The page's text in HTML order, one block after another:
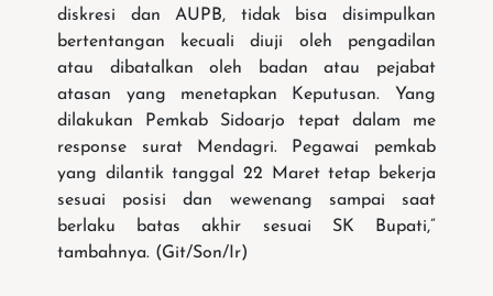
diskresi dan AUPB, tidak bisa disimpulkan
bertentangan kecuali diuji oleh pengadilan
atau dibatalkan oleh badan atau pejabat
atasan yang menetapkan Keputusan. Yang
dilakukan Pemkab Sidoarjo tepat dalam me
response surat Mendagri. Pegawai pemkab
yang dilantik tanggal 22 Maret tetap bekerja
sesuai posisi dan wewenang sampai saat
berlaku batas akhir sesuai SK Bupati,”
tambahnya. (Git/Son/Ir)